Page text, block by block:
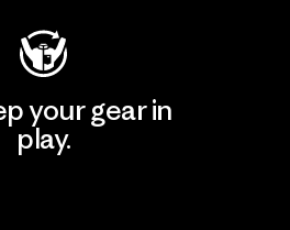
your gear in
play.